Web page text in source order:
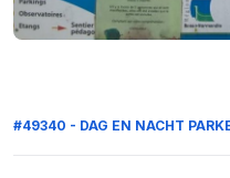
#49340 - DAG EN NACHT